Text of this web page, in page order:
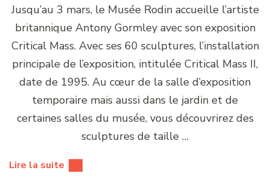
Jusqu’au 3 mars, le Musée Rodin accueille l’artiste
britannique Antony Gormley avec son exposition
Critical Mass. Avec ses 60 sculptures, l’installation
principale de l’exposition, intitulée Critical Mass II,
date de 1995. Au cœur de la salle d’exposition
temporaire mais aussi dans le jardin et de
certaines salles du musée, vous découvrirez des
sculptures de taille …
Lire la suite